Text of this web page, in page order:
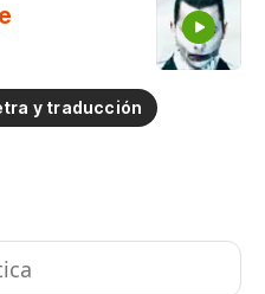
y traducción
de